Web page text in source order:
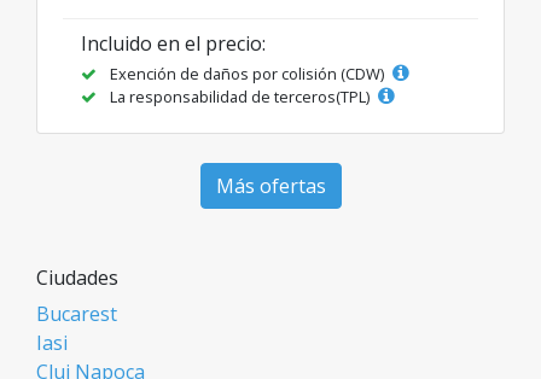
Incluido en el precio:
Exención de daños por colisión (CDW)
La responsabilidad de terceros(TPL)
Más ofertas
Ciudades
Bucarest
Iasi
Cluj Napoca